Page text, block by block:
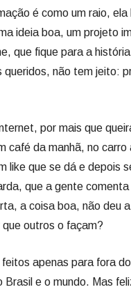
é como um raio, ela
ideia boa, um projeto
que fique para a
queridos, não tem jeito:
por mais que
café da manhã, no carro
like que se dá e depois
que a gente comenta
a coisa boa, não deu
outros o façam?
apenas para fora
e o mundo. Mas